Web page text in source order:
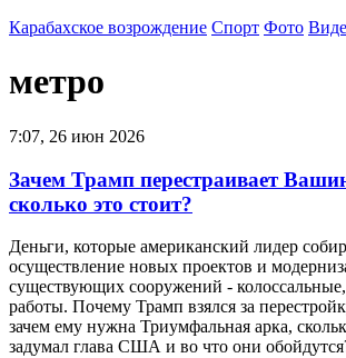
Карабахское возрождение Спорт Фото
метро
7:07, 26 июн 2026
Зачем Трамп перестраивает
сколько это стоит?
Деньги, которые американский лидер
осуществление новых проектов и
существующих сооружений -
работы. Почему Трамп взялся за
зачем ему нужна Триумфальная арка,
задумал глава США и во что они